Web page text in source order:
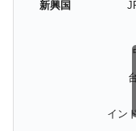
ン』1人当たり賠償
韓国
「KDDX」1番艦、
【対
に韓国がいっちょが
新興国
イン